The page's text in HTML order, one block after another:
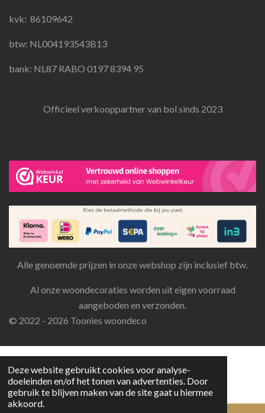
Deze website gebruikt cookies voor analyse-
doeleinden en/of het tonen van advertenties. Door
gebruik te blijven maken van de site gaat u hiermee
akkoord.
k
a
kvk: 86109642
btw: NL004193543B13
bank: NL87 RABO 0197 8394 95
Officieel verkooppartner van bol sinds 2023
Alle genoemde prijzen in onze webshop zijn inclusief btw.
Al onze woondecoraties worden uit eigen voorraad
aangeboden en verzonden.
© 2022 - 2026 Toonies woondeco